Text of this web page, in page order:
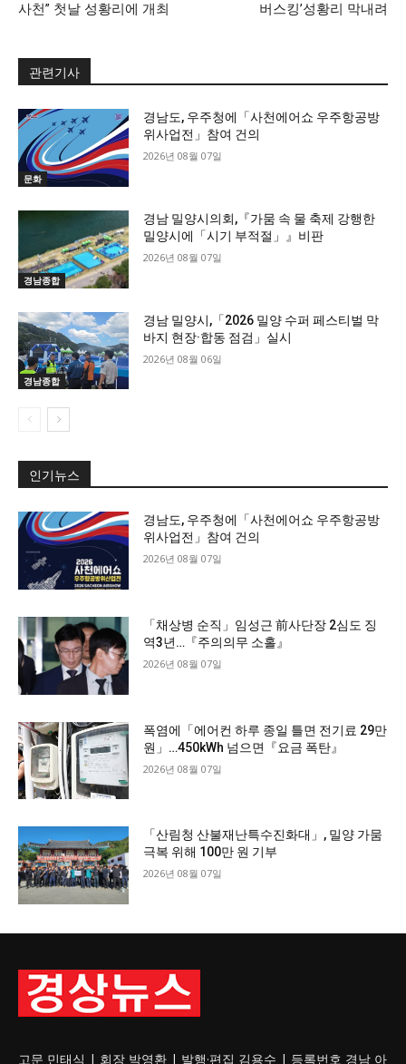
사천” 첫날 성황리에 개최
버스킹’성황리 막내려
관련기사
문화
경남도, 우주청에「사천에어쇼 우주항공방
위사업전」참여 건의
2026년 08월 07일
경남종합
경남 밀양시의회,『가뭄 속 물 축제 강행한
밀양시에「시기 부적절」』비판
2026년 08월 07일
경남종합
경남 밀양시,「2026 밀양 수퍼 페스티벌 막
바지 현장·합동 점검」실시
2026년 08월 06일
인기뉴스
경남도, 우주청에「사천에어쇼 우주항공방
위사업전」참여 건의
2026년 08월 07일
「채상병 순직」임성근 前사단장 2심도 징
역3년…『주의의무 소홀』
2026년 08월 07일
폭염에「에어컨 하루 종일 틀면 전기료 29만
원」…450kWh 넘으면『요금 폭탄』
2026년 08월 07일
「산림청 산불재난특수진화대」, 밀양 가뭄
극복 위해 100만 원 기부
2026년 08월 07일
고문 민태식 | 회장 박영환 | 발행·편집 김용수 | 등록번호 경남 아